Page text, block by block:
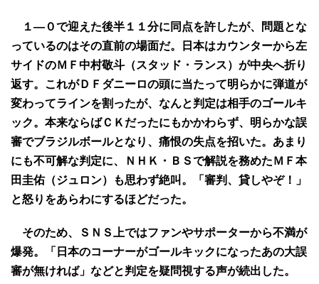
１―０で迎えた後半１１分に同点を許したが、問題とな
っているのはその直前の場面だ。日本はカウンターから左
サイドのＭＦ中村敬斗（スタッド・ランス）が中央へ折り
返す。これがＤＦダニーロの頭に当たって明らかに弾道が
変わってラインを割ったが、なんと判定は相手のゴールキ
ック。本来ならばＣＫだったにもかかわらず、明らかな誤
審でブラジルボールとなり、痛恨の失点を招いた。あまり
にも不可解な判定に、ＮＨＫ・ＢＳで解説を務めたＭＦ本
田圭佑（ジュロン）も思わず絶叫。「審判、貸しやぞ！」
と怒りをあらわにするほどだった。
そのため、ＳＮＳ上ではファンやサポーターから不満が
爆発。「日本のコーナーがゴールキックになったあの大誤
審が無ければ」などと判定を疑問視する声が続出した。